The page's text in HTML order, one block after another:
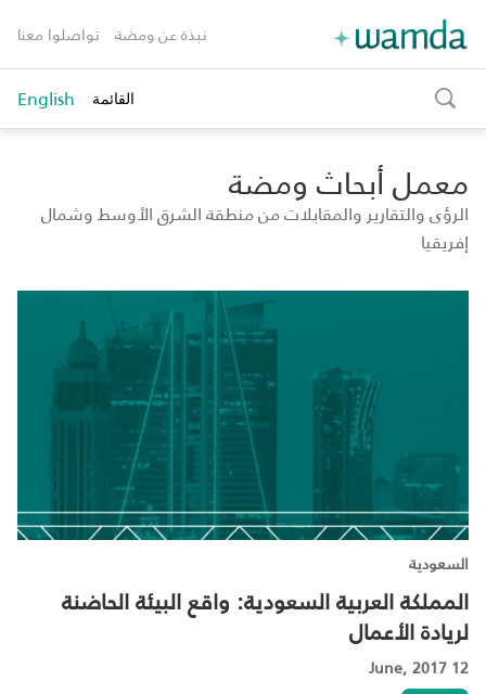
نبذة عن ومضة تواصلوا معنا
toggle
search
القائمة English
معمل أبحاث ومضة
الرؤى والتقارير والمقابلات من منطقة الشرق الأوسط وشمال
إفريقيا
السعودية
المملكة العربية السعودية: واقع البيئة الحاضنة
لريادة الأعمال
12 June, 2017